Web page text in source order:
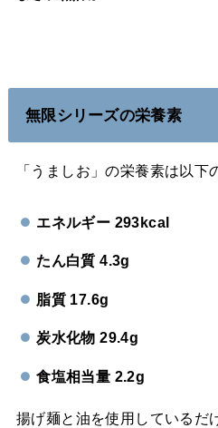
無限シリーズの栄養素
「うましお」の栄養素は以下
エネルギー 293kcal
たん白質 4.3g
脂質 17.6g
炭水化物 29.4g
食塩相当量 2.2g
揚げ麺と油を使用しているだ